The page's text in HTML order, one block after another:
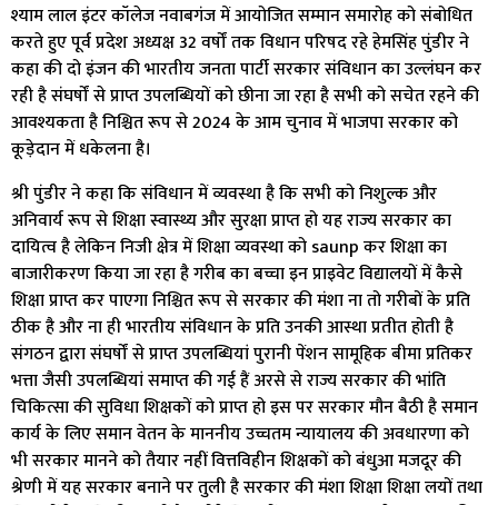
श्याम लाल इंटर कॉलेज नवाबगंज में आयोजित सम्मान समारोह को संबोधित
करते हुए पूर्व प्रदेश अध्यक्ष 32 वर्षों तक विधान परिषद रहे हेमसिंह पुंडीर ने
कहा की दो इंजन की भारतीय जनता पार्टी सरकार संविधान का उल्लंघन कर
रही है संघर्षों से प्राप्त उपलब्धियों को छीना जा रहा है सभी को सचेत रहने की
आवश्यकता है निश्चित रूप से 2024 के आम चुनाव में भाजपा सरकार को
कूड़ेदान में धकेलना है।
श्री पुंडीर ने कहा कि संविधान में व्यवस्था है कि सभी को निशुल्क और
अनिवार्य रूप से शिक्षा स्वास्थ्य और सुरक्षा प्राप्त हो यह राज्य सरकार का
दायित्व है लेकिन निजी क्षेत्र में शिक्षा व्यवस्था को saunp कर शिक्षा का
बाजारीकरण किया जा रहा है गरीब का बच्चा इन प्राइवेट विद्यालयों में कैसे
शिक्षा प्राप्त कर पाएगा निश्चित रूप से सरकार की मंशा ना तो गरीबों के प्रति
ठीक है और ना ही भारतीय संविधान के प्रति उनकी आस्था प्रतीत होती है
संगठन द्वारा संघर्षों से प्राप्त उपलब्धियां पुरानी पेंशन सामूहिक बीमा प्रतिकर
भत्ता जैसी उपलब्धियां समाप्त की गई हैं अरसे से राज्य सरकार की भांति
चिकित्सा की सुविधा शिक्षकों को प्राप्त हो इस पर सरकार मौन बैठी है समान
कार्य के लिए समान वेतन के माननीय उच्चतम न्यायालय की अवधारणा को
भी सरकार मानने को तैयार नहीं वित्तविहीन शिक्षकों को बंधुआ मजदूर की
श्रेणी में यह सरकार बनाने पर तुली है सरकार की मंशा शिक्षा शिक्षा लयों तथा